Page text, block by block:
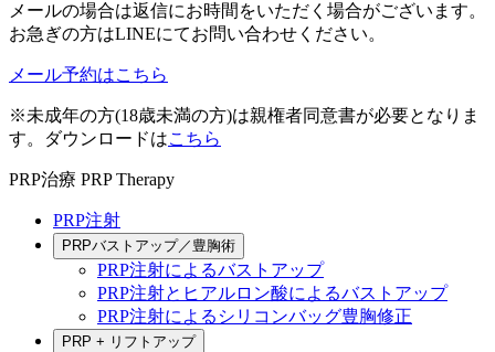
メールの場合は返信にお時間をいただく場合がございます。
お急ぎの方はLINEにてお問い合わせください。
メール予約はこちら
※未成年の方(18歳未満の方)は親権者同意書が必要となりま
す。ダウンロードはこちら
PRP治療 PRP Therapy
PRP注射
PRPバストアップ／豊胸術
PRP注射によるバストアップ
PRP注射とヒアルロン酸によるバストアップ
PRP注射によるシリコンバッグ豊胸修正
PRP + リフトアップ